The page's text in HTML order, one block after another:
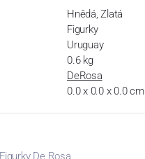
Hnědá, Zlatá
Figurky
Uruguay
0.6 kg
DeRosa
0.0 x 0.0 x 0.0 cm